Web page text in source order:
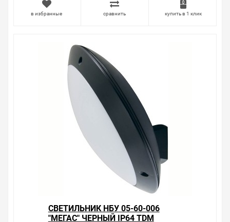
в избранные сравнить купить в 1 клик
СВЕТИЛЬНИК НБУ 05-60-006
"МЕГАС" ЧЕРНЫЙ IP64 TDM